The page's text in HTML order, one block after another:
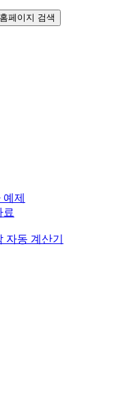
홈페이지 검색
제
료
자동 계산기